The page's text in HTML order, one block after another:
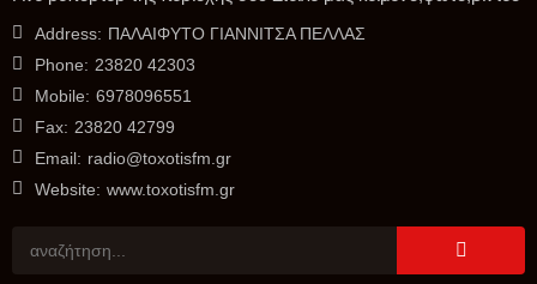
Address: ΠΑΛΑΙΦΥΤΟ ΓΙΑΝΝΙΤΣΑ ΠΕΛΛΑΣ
Phone: 23820 42303
Mobile: 6978096551
Fax: 23820 42799
Email: radio@toxotisfm.gr
Website: www.toxotisfm.gr